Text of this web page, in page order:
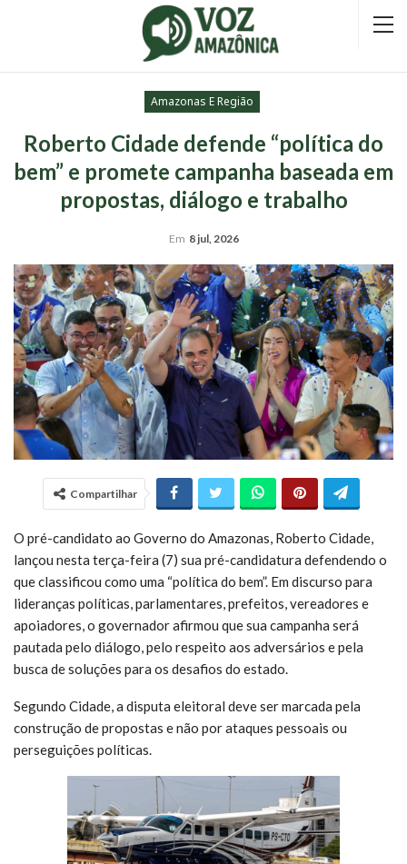
Amazonas E Região
Roberto Cidade defende “política do
bem” e promete campanha baseada em
propostas, diálogo e trabalho
Em 8 jul, 2026
Compartilhar
O pré-candidato ao Governo do Amazonas, Roberto Cidade,
lançou nesta terça-feira (7) sua pré-candidatura defendendo o
que classificou como uma “política do bem”. Em discurso para
lideranças políticas, parlamentares, prefeitos, vereadores e
apoiadores, o governador afirmou que sua campanha será
pautada pelo diálogo, pelo respeito aos adversários e pela
busca de soluções para os desafios do estado.
Segundo Cidade, a disputa eleitoral deve ser marcada pela
construção de propostas e não por ataques pessoais ou
perseguições políticas.